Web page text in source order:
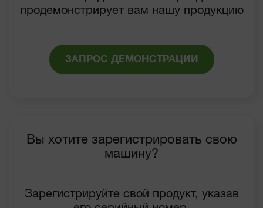
продемонстрирует вам нашу продукцию
ЗАПРОС ДЕМОНСТРАЦИИ
Вы хотите зарегистрировать свою
машину?
Зарегистрируйте свой продукт, указав